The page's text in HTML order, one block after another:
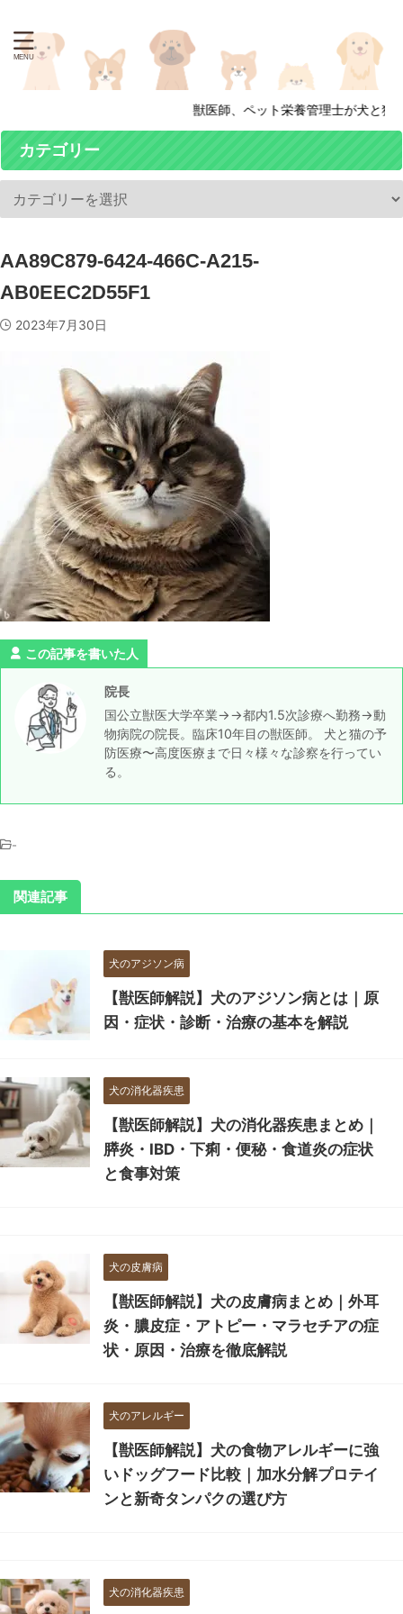
獣医師、ペット栄養管理士が犬と猫
カテゴリー
AA89C879-6424-466C-A215-
AB0EEC2D55F1
2023年7月30日
この記事を書いた人
院長
国公立獣医大学卒業→→都内1.5次診療へ勤務→動
物病院の院長。臨床10年目の獣医師。 犬と猫の予
防医療〜高度医療まで日々様々な診察を行ってい
る。
-
関連記事
犬のアジソン病
【獣医師解説】犬のアジソン病とは｜原
因・症状・診断・治療の基本を解説
犬の消化器疾患
【獣医師解説】犬の消化器疾患まとめ｜
膵炎・IBD・下痢・便秘・食道炎の症状
と食事対策
犬の皮膚病
【獣医師解説】犬の皮膚病まとめ｜外耳
炎・膿皮症・アトピー・マラセチアの症
状・原因・治療を徹底解説
犬のアレルギー
【獣医師解説】犬の食物アレルギーに強
いドッグフード比較｜加水分解プロテイ
ンと新奇タンパクの選び方
犬の消化器疾患